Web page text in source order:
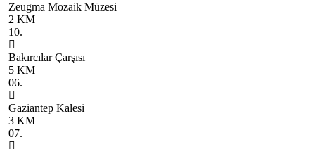
Zeugma Mozaik Müzesi
2 KM
10.
Bakırcılar Çarşısı
5 KM
06.
Gaziantep Kalesi
3 KM
07.